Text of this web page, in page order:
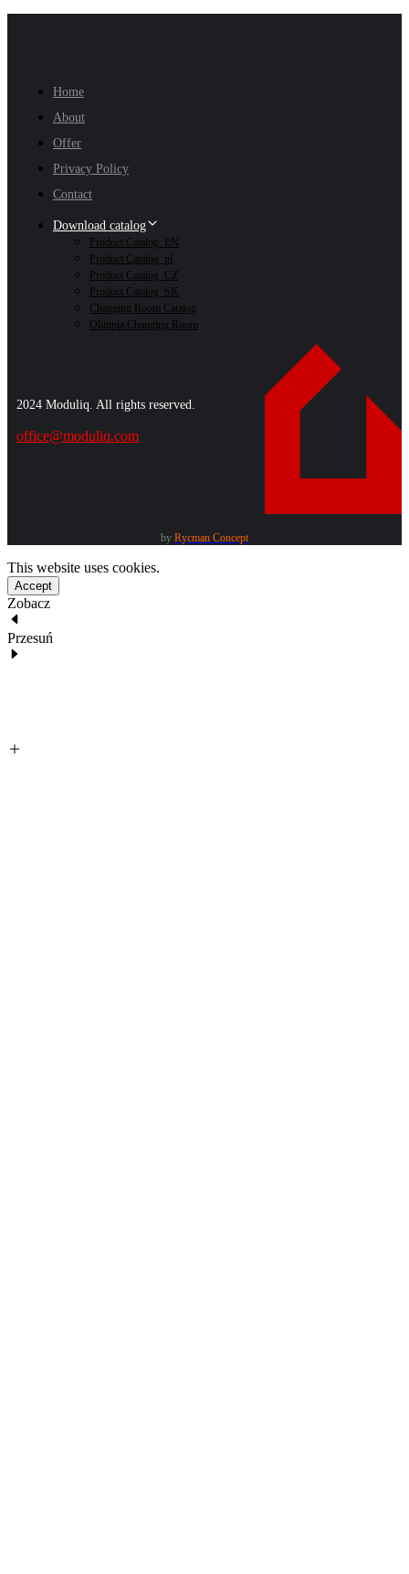
Home
About
Offer
Privacy Policy
Contact
Download catalog
Product Catalog_EN
Product Catalog_pl
Product Catalog_CZ
Product Catalog_SK
Changing Room Catalog
Olimpia Changing Room
2024 Moduliq. All rights reserved.
office@moduliq.com
by Rycman Concept
This website uses cookies.
Accept
Zobacz
Przesuń